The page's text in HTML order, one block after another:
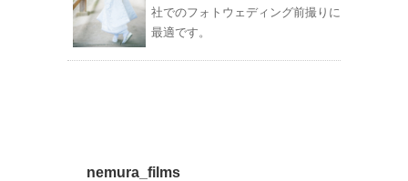
社でのフォトウェディング前撮りに
最適です。
nemura_films